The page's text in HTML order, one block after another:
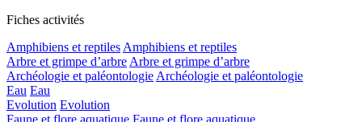
Fiches activités
Amphibiens et reptiles Amphibiens et reptiles
Arbre et grimpe d’arbre Arbre et grimpe d’arbre
Archéologie et paléontologie Archéologie et paléontologie
Eau Eau
Evolution Evolution
Faune et flore aquatique Faune et flore aquatique